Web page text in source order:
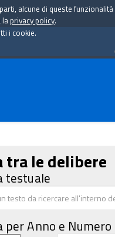
tra le delibere
testuale
per Anno e Numero
alcune di queste
la privacy policy.
i cookie.